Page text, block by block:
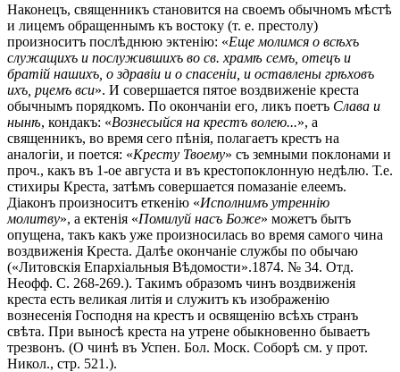
Наконецъ, священникъ становится на своемъ обычномъ мѣстѣ
и лицемъ обращеннымъ къ востоку (т. е. престолу)
произноситъ послѣднюю эктенію: «Еще молимся о всѣхъ
служащихъ и послужившихъ во св. храмѣ семъ, отецъ и
братій нашихъ, о здравіи и о спасеніи, и оставлены грѣховъ
ихъ, рцемъ вси». И совершается пятое воздвиженіе креста
обычнымъ порядкомъ. По окончаніи его, ликъ поетъ Слава и
нынѣ, кондакъ: «Вознесыйся на крестъ волею...», а
священникъ, во время сего пѣнія, полагаетъ крестъ на
аналогіи, и поется: «Кресту Твоему» съ земными поклонами и
проч., какъ въ 1-ое августа и въ крестопоклонную недѣлю. Т.е.
стихиры Креста, затѣмъ совершается помазаніе елеемъ.
Діаконъ произноситъ еткенію «Исполнимъ утреннію
молитву», а ектенія «Помилуй насъ Боже» можетъ бытъ
опущена, такъ какъ уже произносилась во время самого чина
воздвиженія Креста. Далѣе окончаніе службы по обычаю
(«Литовскія Епархіальныя Вѣдомости».1874. № 34. Отд.
Неофф. С. 268-269.). Такимъ образомъ чинъ воздвиженія
креста есть великая литія и служитъ къ изображенію
вознесенія Господня на крестъ и освященію всѣхъ странъ
свѣта. При выносѣ креста на утрене обыкновенно бываетъ
трезвонъ. (О чинѣ въ Успен. Бол. Моск. Соборѣ см. у прот.
Никол., стр. 521.).